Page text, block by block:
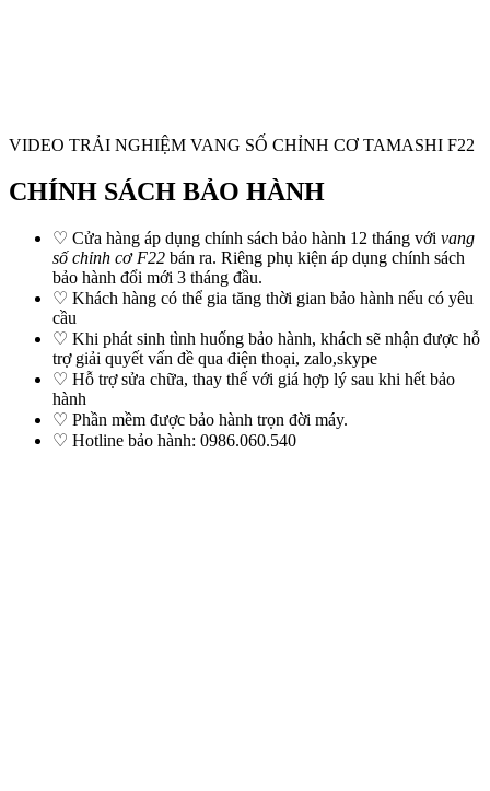
VIDEO TRẢI NGHIỆM VANG SỐ CHỈNH CƠ TAMASHI F22
CHÍNH SÁCH BẢO HÀNH
♡ Cửa hàng áp dụng chính sách bảo hành 12 tháng với vang
số chỉnh cơ F22 bán ra. Riêng phụ kiện áp dụng chính sách
bảo hành đổi mới 3 tháng đầu.
♡ Khách hàng có thể gia tăng thời gian bảo hành nếu có yêu
cầu
♡ Khi phát sinh tình huống bảo hành, khách sẽ nhận được hỗ
trợ giải quyết vấn đề qua điện thoại, zalo,skype
♡ Hỗ trợ sửa chữa, thay thế với giá hợp lý sau khi hết bảo
hành
♡ Phần mềm được bảo hành trọn đời máy.
♡ Hotline bảo hành: 0986.060.540